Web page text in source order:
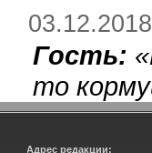
Гость: «
то
Адрес редакции: